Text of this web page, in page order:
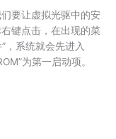
要让虚拟光驱中的安
键点击，在出现的菜
，系统就会先进入
为第一启动项。